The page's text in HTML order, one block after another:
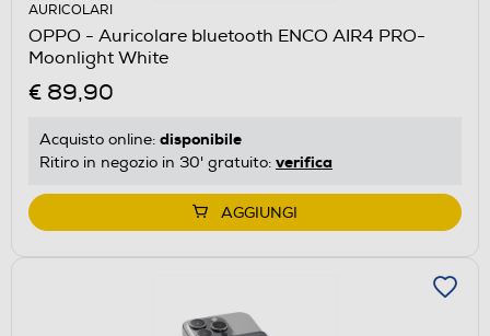
AURICOLARI
OPPO - Auricolare bluetooth ENCO AIR4 PRO-
Moonlight White
€ 89,90
Acquisto online: disponibile
Ritiro in negozio in 30' gratuito: verifica
AGGIUNGI